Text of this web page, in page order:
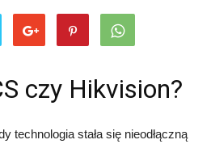
czy Hikvision?
technologia stała się nieodłączną